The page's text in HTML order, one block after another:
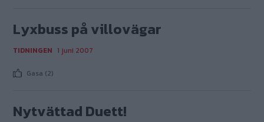
Lyxbuss på villovägar
TIDNINGEN 1 juni 2007
Gasa (2)
Nytvättad Duett!